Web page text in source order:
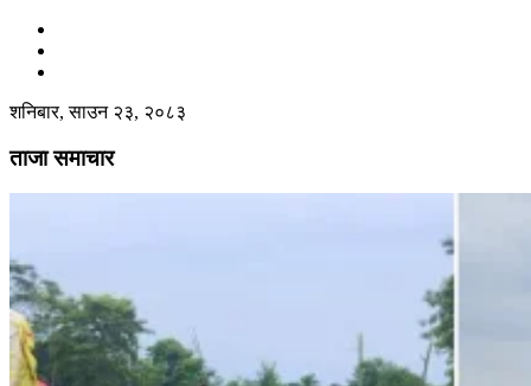
शनिबार, साउन २३, २०८३
ताजा समाचार